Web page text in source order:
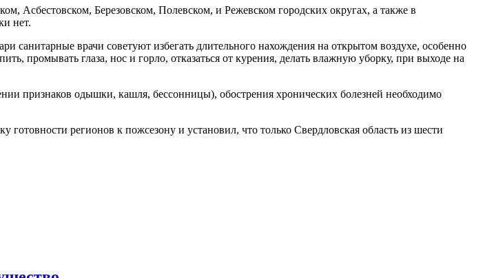
Асбестовском, Березовском, Полевском, и Режевском городских округах, а также в
нет.
санитарные врачи советуют избегать длительного нахождения на открытом воздухе, особенно
промывать глаза, нос и горло, отказаться от курения, делать влажную уборку, при выходе на
признаков одышки, кашля, бессонницы), обострения хронических болезней необходимо
регионов к пожсезону и установил, что только Свердловская область из шести